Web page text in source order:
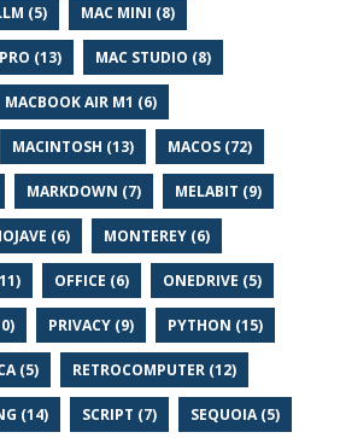
(5) MAC MINI (8)
(13) MAC STUDIO (8)
MACBOOK AIR M1 (6)
MACINTOSH (13) MACOS (72)
MARKDOWN (7) MELABIT (9)
(6) MONTEREY (6)
OFFICE (6) ONEDRIVE (5)
PRIVACY (9) PYTHON (15)
(5) RETROCOMPUTER (12)
(14) SCRIPT (7) SEQUOIA (5)